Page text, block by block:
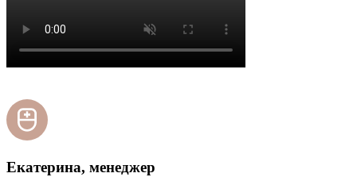
Екатерина, менеджер